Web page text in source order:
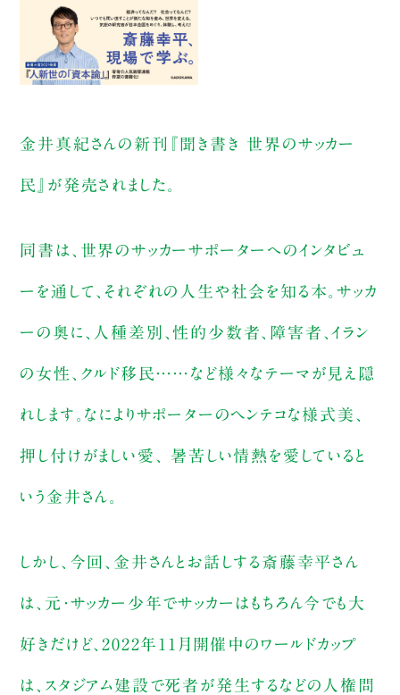
金井真紀さんの新刊『聞き書き 世界のサッカー
民』が発売されました。
同書は、世界のサッカーサポーターへのインタビュ
ーを通して、それぞれの人生や社会を知る本。サッカ
ーの奥に、人種差別、性的少数者、障害者、イラン
の女性、クルド移民……など様々なテーマが見え隠
れします。なによりサポーターのヘンテコな様式美、
押し付けがましい愛、 暑苦しい情熱を愛していると
いう金井さん。
しかし、今回、金井さんとお話しする斎藤幸平さん
は、元・サッカー少年でサッカーはもちろん今でも大
好きだけど、2022年11月開催中のワールドカップ
は、スタジアム建設で死者が発生するなどの人権問